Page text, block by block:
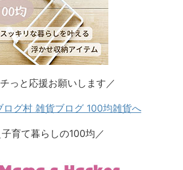
っと応援お願いします／
子育て暮らしの100均／